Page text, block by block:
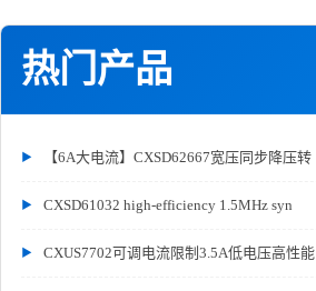
热门产品
【6A大电流】CXSD62667宽压同步降压转
CXSD61032 high-efficiency 1.5MHz syn
CXUS7702可调电流限制3.5A低电压高性能